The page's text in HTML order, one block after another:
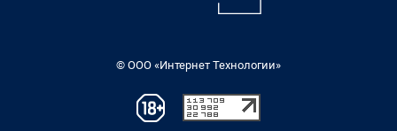
© ООО «Интернет Технологии»